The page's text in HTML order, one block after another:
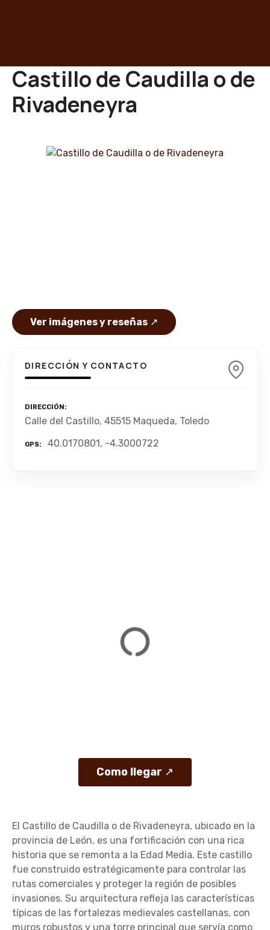
a
Castillo de Caudilla o de
Rivadeneyra
Ver imágenes y reseñas ↗
DIRECCIÓN Y CONTACTO
DIRECCIÓN
Calle del Castillo, 45515 Maqueda, Toledo
GPS 40.0170801, -4.3000722
Como llegar ↗
El Castillo de Caudilla o de Rivadeneyra, ubicado en la
provincia de León, es una fortificación con una rica
historia que se remonta a la Edad Media. Este castillo
fue construido estratégicamente para controlar las
rutas comerciales y proteger la región de posibles
invasiones. Su arquitectura refleja las características
típicas de las fortalezas medievales castellanas, con
muros robustos y una torre principal que servía como